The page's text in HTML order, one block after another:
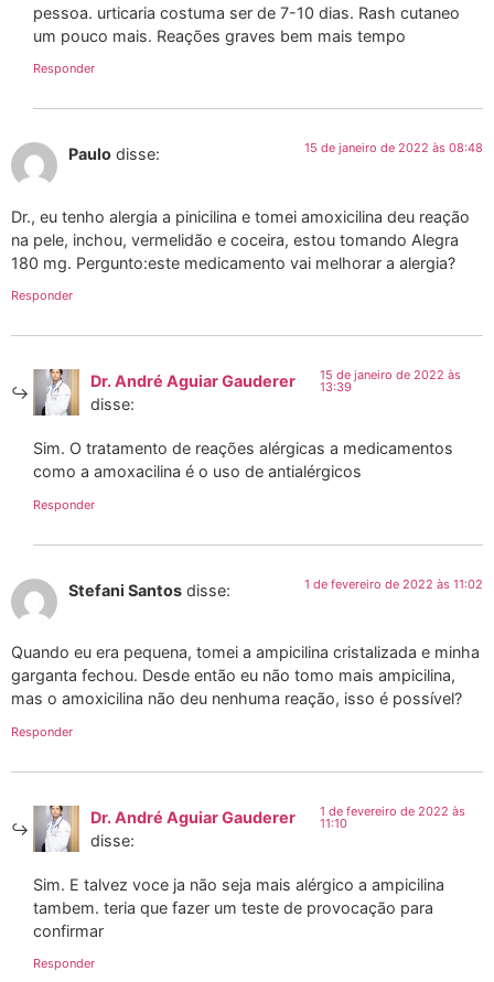
pessoa. urticaria costuma ser de 7-10 dias. Rash cutaneo
um pouco mais. Reações graves bem mais tempo
Responder
Paulo disse: 15 de janeiro de 2022 às 08:48
Dr., eu tenho alergia a pinicilina e tomei amoxicilina deu reação
na pele, inchou, vermelidão e coceira, estou tomando Alegra
180 mg. Pergunto:este medicamento vai melhorar a alergia?
Responder
Dr. André Aguiar Gauderer
disse:
15 de janeiro de 2022 às
13:39
Sim. O tratamento de reações alérgicas a medicamentos
como a amoxacilina é o uso de antialérgicos
Responder
Stefani Santos disse: 1 de fevereiro de 2022 às 11:02
Quando eu era pequena, tomei a ampicilina cristalizada e minha
garganta fechou. Desde então eu não tomo mais ampicilina,
mas o amoxicilina não deu nenhuma reação, isso é possível?
Responder
Dr. André Aguiar Gauderer
disse:
1 de fevereiro de 2022 às
11:10
Sim. E talvez voce ja não seja mais alérgico a ampicilina
tambem. teria que fazer um teste de provocação para
confirmar
Responder